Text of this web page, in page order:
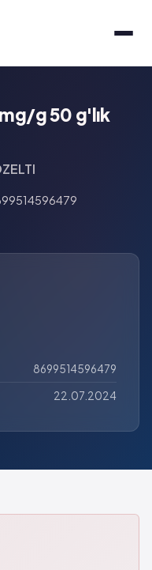
g 50 g'lık
8699514596479
22.07.2024